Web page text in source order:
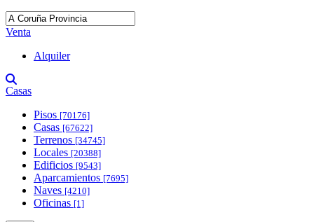
Venta
Alquiler
Casas
Pisos [70176]
Casas [67622]
Terrenos [34745]
Locales [20388]
Edificios [9543]
Aparcamientos [7695]
Naves [4210]
Oficinas [1]